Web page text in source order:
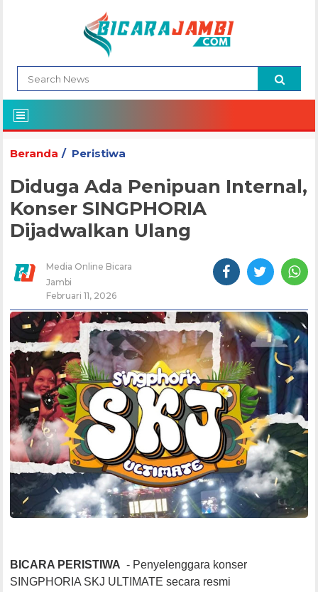
Beranda Peristiwa
Diduga Ada Penipuan Internal,
Konser SINGPHORIA
Dijadwalkan Ulang
Media Online Bicara
Jambi
Februari 11, 2026
BICARA PERISTIWA - Penyelenggara konser
SINGPHORIA SKJ ULTIMATE secara resmi